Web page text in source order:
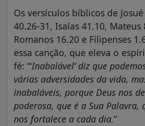
Os versículos bíblicos de
40.26-31, Isaías 41.10, Mateus
Romanos 16.20 e Filipenses
essa canção, que eleva o
fé: “‘Inabalável’ diz que
várias adversidades da vida,
inabaláveis, porque Deus nos
poderosa, que é a Sua Palavra,
nos fortalece a cada dia.”